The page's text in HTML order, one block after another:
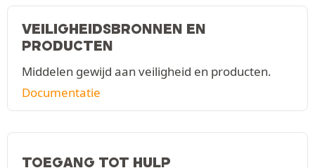
VEILIGHEIDSBRONNEN EN
PRODUCTEN
Middelen gewijd aan veiligheid en producten.
Documentatie
TOEGANG TOT HULP